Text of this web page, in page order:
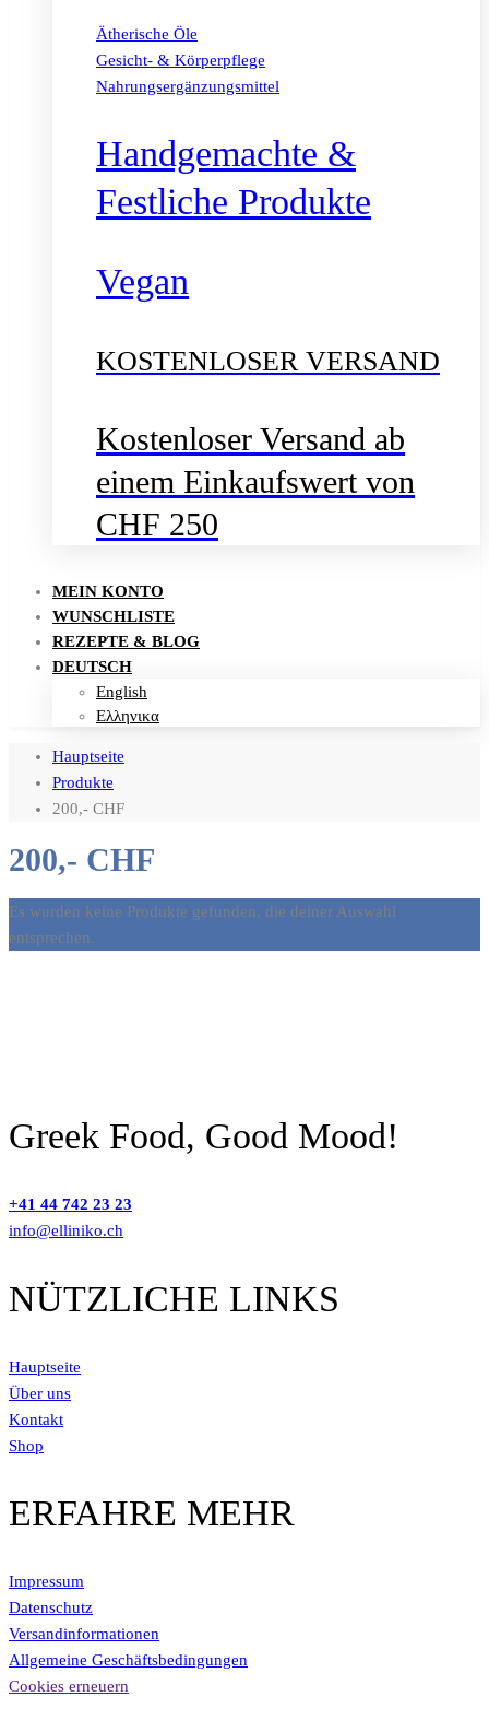
Ätherische Öle
Gesicht- & Körperpflege
Nahrungsergänzungsmittel
Handgemachte &
Festliche Produkte
Vegan
KOSTENLOSER VERSAND
Kostenloser Versand ab
einem Einkaufswert von
CHF 250
MEIN KONTO
WUNSCHLISTE
REZEPTE & BLOG
DEUTSCH
English
Ελληνικα
Hauptseite
Produkte
200,- CHF
200,- CHF
Es wurden keine Produkte gefunden, die deiner Auswahl
entsprechen.
Greek Food, Good Mood!
+41 44 742 23 23
info@elliniko.ch
NÜTZLICHE LINKS
Hauptseite
Über uns
Kontakt
Shop
ERFAHRE MEHR
Impressum
Datenschutz
Versandinformationen
Allgemeine Geschäftsbedingungen
Cookies erneuern